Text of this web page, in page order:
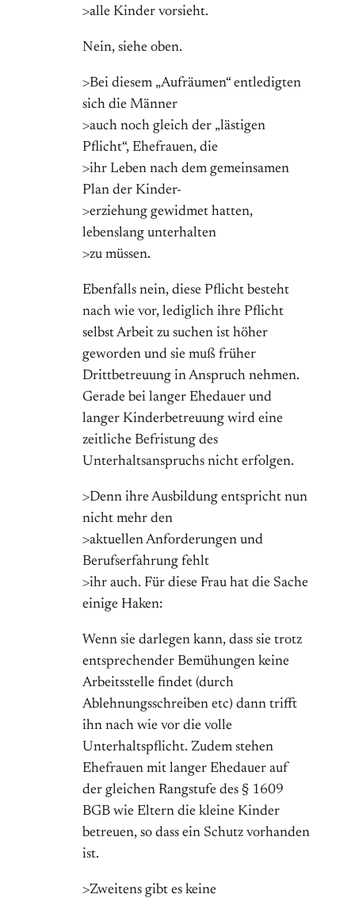
>alle Kinder vorsieht.
Nein, siehe oben.
>Bei diesem „Aufräumen“ entledigten
sich die Männer
>auch noch gleich der „lästigen
Pflicht“, Ehefrauen, die
>ihr Leben nach dem gemeinsamen
Plan der Kinder-
>erziehung gewidmet hatten,
lebenslang unterhalten
>zu müssen.
Ebenfalls nein, diese Pflicht besteht
nach wie vor, lediglich ihre Pflicht
selbst Arbeit zu suchen ist höher
geworden und sie muß früher
Drittbetreuung in Anspruch nehmen.
Gerade bei langer Ehedauer und
langer Kinderbetreuung wird eine
zeitliche Befristung des
Unterhaltsanspruchs nicht erfolgen.
>Denn ihre Ausbildung entspricht nun
nicht mehr den
>aktuellen Anforderungen und
Berufserfahrung fehlt
>ihr auch. Für diese Frau hat die Sache
einige Haken:
Wenn sie darlegen kann, dass sie trotz
entsprechender Bemühungen keine
Arbeitsstelle findet (durch
Ablehnungsschreiben etc) dann trifft
ihn nach wie vor die volle
Unterhaltspflicht. Zudem stehen
Ehefrauen mit langer Ehedauer auf
der gleichen Rangstufe des § 1609
BGB wie Eltern die kleine Kinder
betreuen, so dass ein Schutz vorhanden
ist.
>Zweitens gibt es keine